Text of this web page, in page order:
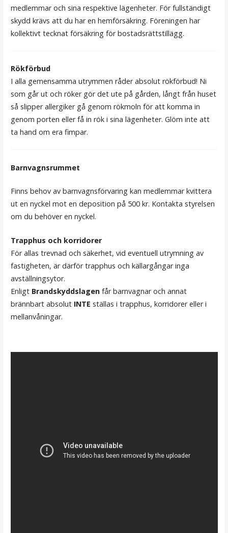
medlemmar och sina respektive lägenheter. För fullständigt
skydd krävs att du har en hemförsäkring. Föreningen har
kollektivt tecknat försäkring för bostadsrättstillägg.
Rökförbud
I alla gemensamma utrymmen råder absolut rökförbud! Ni
som går ut och röker gör det ute på gården, långt från huset
så slipper allergiker gå genom rökmoln för att komma in
genom porten eller få in rök i sina lägenheter. Glöm inte att
ta hand om era fimpar.
Barnvagnsrummet
Finns behov av barnvagnsförvaring kan medlemmar kvittera
ut en nyckel mot en deposition på 500 kr. Kontakta styrelsen
om du behöver en nyckel.
Trapphus och korridorer
För allas trevnad och säkerhet, vid eventuell utrymning av
fastigheten, är därför trapphus och källargångar inga
avställningsytor.
Enligt Brandskyddslagenfår barnvagnar och annat
brännbart absolut INTE ställas i trapphus, korridorer eller i
mellanvåningar.